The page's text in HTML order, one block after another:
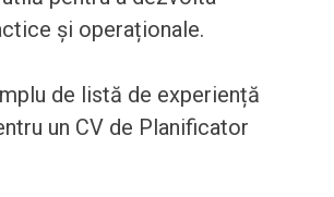
și operaționale.
de listă de experiență
un CV de Planificator